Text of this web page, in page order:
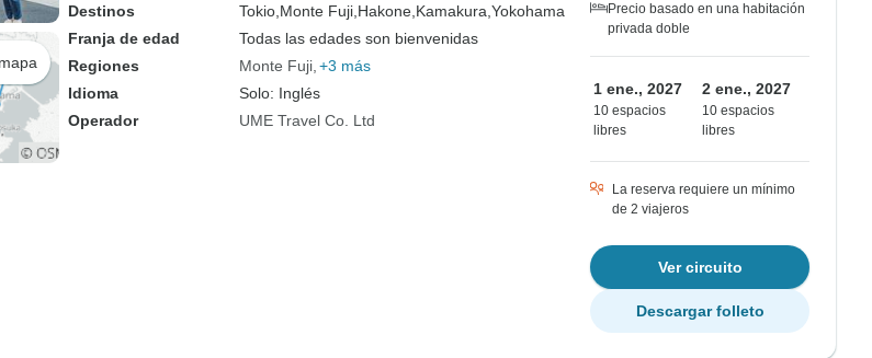
Destinos
Tokio, Monte Fuji, Hakone, Kamakura, Yokohama
Franja de edad
Todas las edades son bienvenidas
Regiones
Monte Fuji +3 más
Idioma
Solo: Inglés
Operador
UME Travel Co. Ltd
Precio basado en una habitación
privada doble
1 ene., 2027
10 espacios
libres
2 ene., 2027
10 espacios
libres
La reserva requiere un mínimo
de 2 viajeros
Ver circuito
Descargar folleto